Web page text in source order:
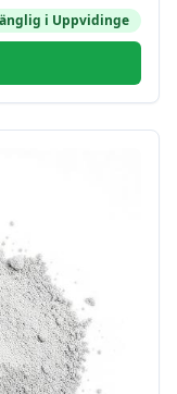
i Uppvidinge